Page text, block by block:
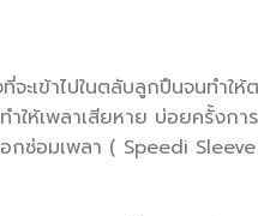
ะเข้าไปในตลับลูกปืนจนทำใ
ห้เพลาเสียหาย บ่อยครั้งการ
ซ่อมเพลา ( Speedi